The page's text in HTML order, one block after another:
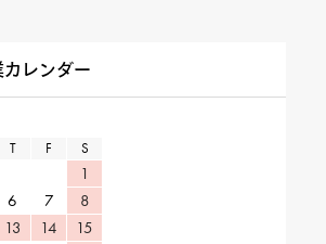
カレンダー
T F S
1
6 7
8
13 14
15